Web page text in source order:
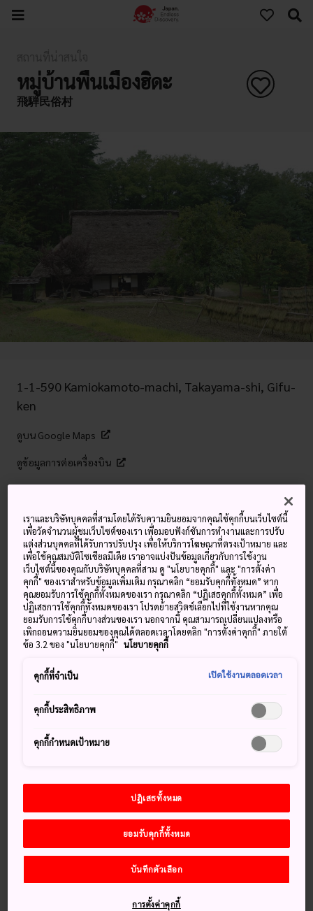
หมู่บ้านพื้นเมืองฮิดะ
飛騨民俗村
1-1-590 Kamiokamoto-machi, Takayama-shi, Gifu-
ken
ดูบน Google Maps
ดูข้อมูลการต่อเครื่องบิน
คำสำคัญ แผนที่
สำรวจบ้านที่มั่นคงแข็งแรงซึ่งมี
ประวัติยาวนานนับร้อยปี และลงมือ
ทำงานฝีมือต่าง ๆ ด้วยตัวเอง
หมู่บ้านพื้นเมืองฮิดะ (ฮิดะ โนะ ซาโตะ) เคยเป็นหมู่บ้าน
มีอายุสูงสุดคือกว่า 200 ปี หมู่บ้านแห่งนี้แสดงให้เห็นถึงวิถีชีวิต
การทำงานฝีมือแบบดั้งเดิมด้วย
เกร็ดน่าสนใจ
บ้านสไตล์กัสโชเป็นบ้านหลังคามุงจากที่มีหน้าจั่วสูง เพื่อให้
หิมะเคลื่อนตัวลงจากหลังคาได้ง่ายขึ้น
ในบ้านแต่ละหลัง คุณจะได้พบกับบรรยากาศของชีวิตประจำ
วันแบบในอดีต
เราและบริษัทบุคคลที่สามโดยได้รับความยินยอมจากคุณใช้คุกกี้บนเว็บไซต์นี้
เพื่อวัดจำนวนผู้ชมเว็บไซต์ของเรา เพื่อมอบฟังก์ชันการทำงานและการปรับ
แต่งส่วนบุคคลที่ได้รับการปรับปรุง เพื่อให้บริการโฆษณาที่ตรงเป้าหมาย และ
เพื่อใช้คุณสมบัติโซเชียลมีเดีย เราอาจแบ่งปันข้อมูลเกี่ยวกับการใช้งาน
เว็บไซต์นี้ของคุณกับบริษัทบุคคลที่สาม ดู "นโยบายคุกกี้" และ "การตั้งค่า
คุกกี้" ของเราสำหรับข้อมูลเพิ่มเติม กรุณาคลิก “ยอมรับคุกกี้ทั้งหมด” หาก
คุณยอมรับการใช้คุกกี้ทั้งหมดของเรา กรุณาคลิก “ปฏิเสธคุกกี้ทั้งหมด” เพื่อ
ปฏิเสธการใช้คุกกี้ทั้งหมดของเรา โปรดย้ายสวิตช์เลือกไปที่ใช้งานหากคุณ
ยอมรับการใช้คุกกี้บางส่วนของเรา นอกจากนี้ คุณสามารถเปลี่ยนแปลงหรือ
เพิกถอนความยินยอมของคุณได้ตลอดเวลาโดยคลิก "การตั้งค่าคุกกี้" ภายใต้
ข้อ 3.2 ของ "นโยบายคุกกี้" นโยบายคุกกี้
คุกกี้ที่จำเป็น เปิดใช้งานตลอดเวลา
คุกกี้ประสิทธิภาพ
คุกกี้กำหนดเป้าหมาย
ปฏิเสธทั้งหมด
ยอมรับคุกกี้ทั้งหมด
บันทึกตัวเลือก
การตั้งค่าคุกกี้